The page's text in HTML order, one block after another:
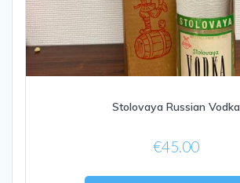
Stolovaya Russian Vodka
€45.00